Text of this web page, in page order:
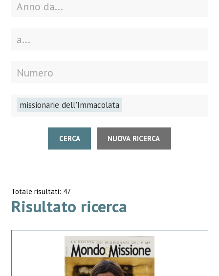
missionarie dell'Immacolata
CERCA NUOVA RICERCA
Totale risultati: 47
Risultato ricerca